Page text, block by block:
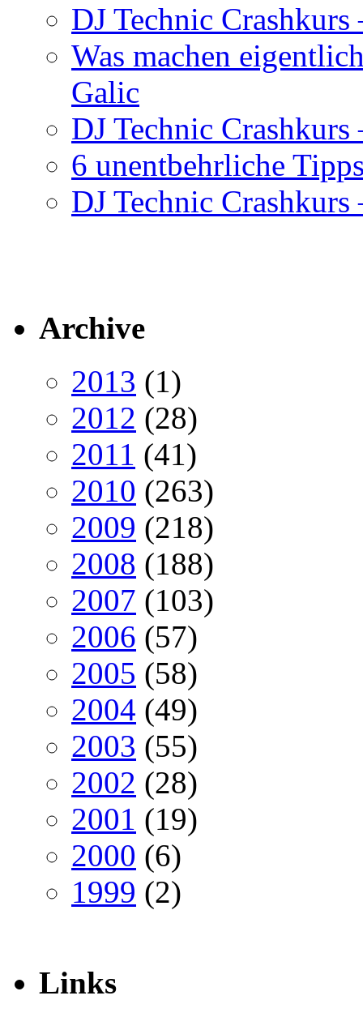
DJ Technic
Was machen
Galic
DJ Technic
6 unentbehrliche
DJ Technic
Archive
2013 (1)
2012 (28)
2011 (41)
2010 (263)
2009 (218)
2008 (188)
2007 (103)
2006 (57)
2005 (58)
2004 (49)
2003 (55)
2002 (28)
2001 (19)
2000 (6)
1999 (2)
Links